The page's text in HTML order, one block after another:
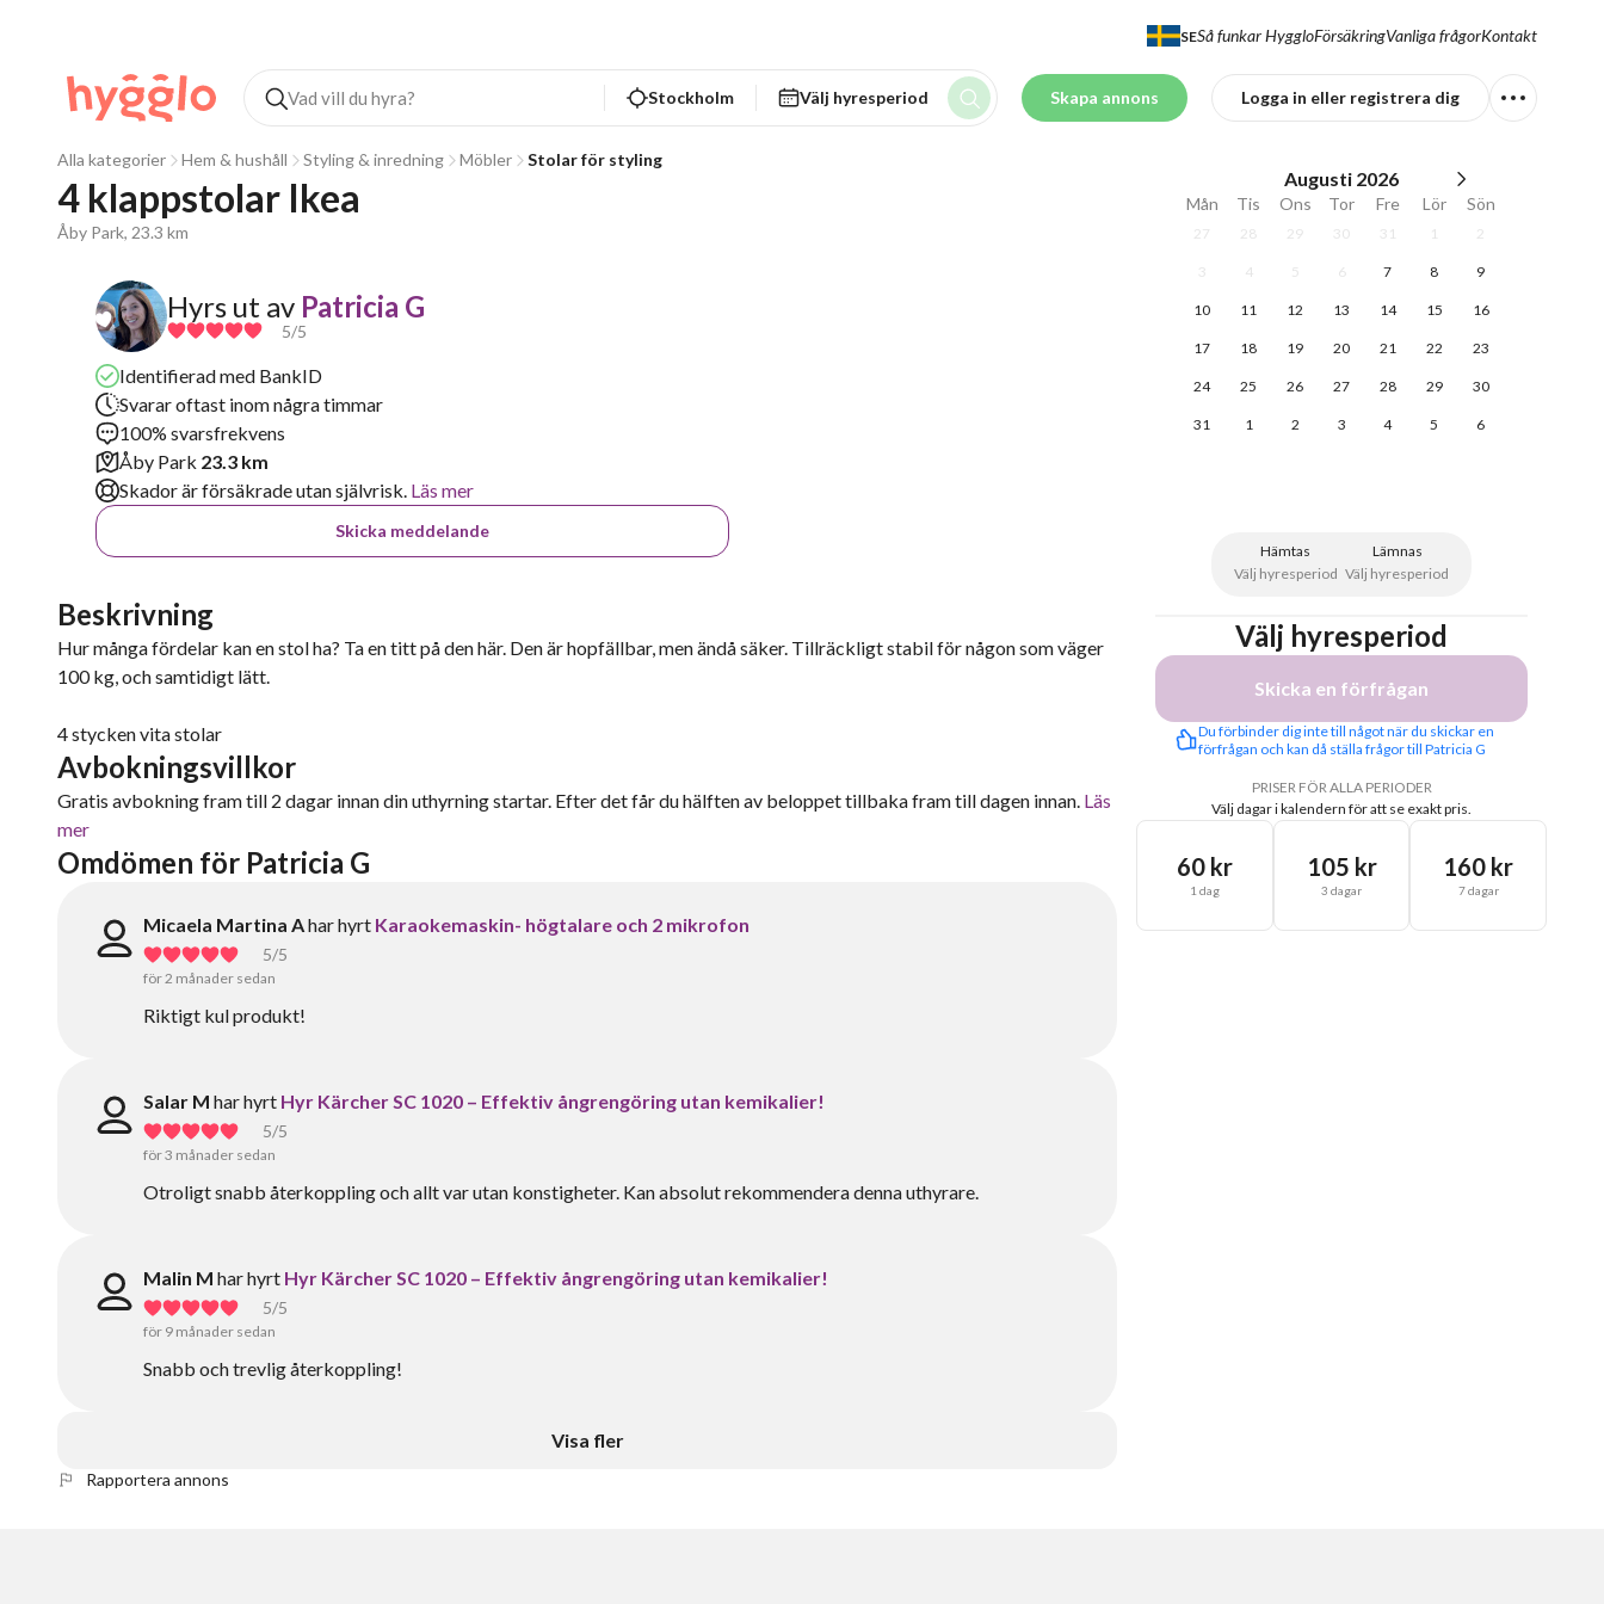
SESå funkar HyggloFörsäkringVanliga frågorKontakt
Stockholm Välj hyresperiod Skapa annons Logga in eller registrera dig
Alla kategorier Hem & hushåll Styling & inredning Möbler Stolar för styling
4 klappstolar Ikea
Åby Park, 23.3 km
Hyrs ut av Patricia G
5/5
Identifierad med BankID
Svarar oftast inom några timmar
100% svarsfrekvens
Åby Park 23.3 km
Skador är försäkrade utan självrisk. Läs mer
Skicka meddelande
Beskrivning
Hur många fördelar kan en stol ha? Ta en titt på den här. Den är hopfällbar, men ändå säker. Tillräckligt stabil för någon som väger
100 kg, och samtidigt lätt.
4 stycken vita stolar
Avbokningsvillkor
Gratis avbokning fram till 2 dagar innan din uthyrning startar. Efter det får du hälften av beloppet tillbaka fram till dagen innan. Läs
mer
Omdömen för Patricia G
Micaela Martina Ahar hyrt Karaokemaskin- högtalare och 2 mikrofon
5/5
för 2 månader sedan
Riktigt kul produkt!
Salar M har hyrt Hyr Kärcher SC 1020 – Effektiv ångrengöring utan kemikalier!
5/5
för 3 månader sedan
Otroligt snabb återkoppling och allt var utan konstigheter. Kan absolut rekommendera denna uthyrare.
Malin M har hyrt Hyr Kärcher SC 1020 – Effektiv ångrengöring utan kemikalier!
5/5
för 9 månader sedan
Snabb och trevlig återkoppling!
Visa fler
Augusti 2026
Mån Tis Ons Tor Fre Lör Sön
27 28 29 30 31 1 2
3 4 5 6 7 8 9
10 11 12 13 14 15 16
17 18 19 20 21 22 23
24 25 26 27 28 29 30
31 1 2 3 4 5 6
Hämtas
Välj hyresperiod
Lämnas
Välj hyresperiod
Välj hyresperiod
Skicka en förfrågan
Du förbinder dig inte till något när du skickar en
förfrågan och kan då ställa frågor till Patricia G
PRISER FÖR ALLA PERIODER
Välj dagar i kalendern för att se exakt pris.
60 kr
1 dag
105 kr
3 dagar
160 kr
7 dagar
Rapportera annons